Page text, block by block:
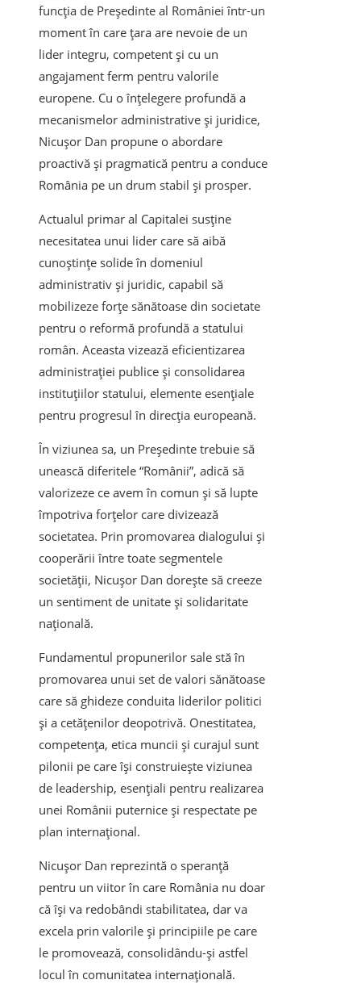
funcţia de Preşedinte al României într-un
moment în care țara are nevoie de un
lider integru, competent şi cu un
angajament ferm pentru valorile
europene. Cu o înţelegere profundă a
mecanismelor administrative şi juridice,
Nicuşor Dan propune o abordare
proactivă şi pragmatică pentru a conduce
România pe un drum stabil şi prosper.
Actualul primar al Capitalei susţine
necesitatea unui lider care să aibă
cunoştinţe solide în domeniul
administrativ şi juridic, capabil să
mobilizeze forţe sănătoase din societate
pentru o reformă profundă a statului
român. Aceasta vizează eficientizarea
administraţiei publice şi consolidarea
instituţiilor statului, elemente esenţiale
pentru progresul în direcţia europeană.
În viziunea sa, un Preşedinte trebuie să
unească diferitele “Românii”, adică să
valorizeze ce avem în comun şi să lupte
împotriva forțelor care divizează
societatea. Prin promovarea dialogului şi
cooperării între toate segmentele
societăţii, Nicuşor Dan doreşte să creeze
un sentiment de unitate şi solidaritate
naţională.
Fundamentul propunerilor sale stă în
promovarea unui set de valori sănătoase
care să ghideze conduita liderilor politici
şi a cetăţenilor deopotrivă. Onestitatea,
competenţa, etica muncii şi curajul sunt
pilonii pe care îşi construieşte viziunea
de leadership, esenţiali pentru realizarea
unei Românii puternice şi respectate pe
plan internaţional.
Nicuşor Dan reprezintă o speranţă
pentru un viitor în care România nu doar
că îşi va redobândi stabilitatea, dar va
excela prin valorile şi principiile pe care
le promovează, consolidându-şi astfel
locul în comunitatea internaţională.